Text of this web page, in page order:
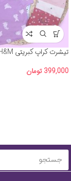
399,000 تومان